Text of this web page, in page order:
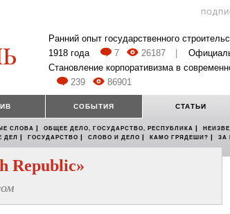
Ранний опыт государственного
1918 года
7 26187
Становление корпоративизма в
239
86901
СОБЫТИЯ СТАТЬИ
СЛОВА | ОБЩЕЕ ДЕЛО, ГОСУДАРСТВО, РЕСПУБЛИКА |
ДЕЛ | ГОСУДАРСТВО | СЛОВО И ДЕЛО | КАМО ГРЯДЕШИ? | ЗА
Republic»